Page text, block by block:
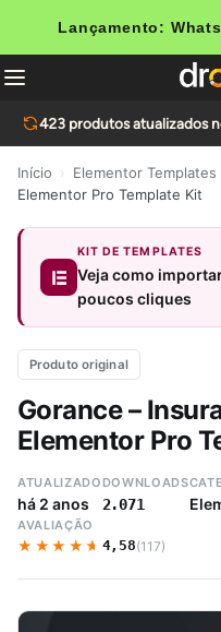
Lançamento:
423 produtos atualizados
Início Elementor Templates
Elementor Pro Template Kit
KIT DE TEMPLATES
Veja como
poucos cliques
Produto original
Gorance –
Elementor Pro
ATUALIZADO
há 2 anos
DOWNLOADS
2.071
AVALIAÇÃO
★★★★★
★★★★★ 4,58(117)